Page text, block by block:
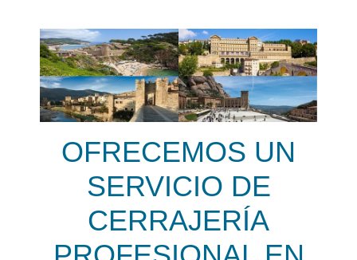
OFRECEMOS UN
SERVICIO DE
CERRAJERÍA